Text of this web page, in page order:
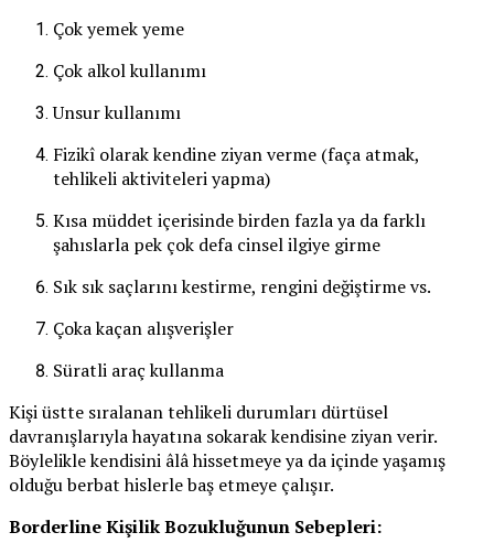
Çok yemek yeme
Çok alkol kullanımı
Unsur kullanımı
Fizikî olarak kendine ziyan verme (faça atmak,
tehlikeli aktiviteleri yapma)
Kısa müddet içerisinde birden fazla ya da farklı
şahıslarla pek çok defa cinsel ilgiye girme
Sık sık saçlarını kestirme, rengini değiştirme vs.
Çoka kaçan alışverişler
Süratli araç kullanma
Kişi üstte sıralanan tehlikeli durumları dürtüsel
davranışlarıyla hayatına sokarak kendisine ziyan verir.
Böylelikle kendisini âlâ hissetmeye ya da içinde yaşamış
olduğu berbat hislerle baş etmeye çalışır.
Borderline Kişilik Bozukluğunun Sebepleri: